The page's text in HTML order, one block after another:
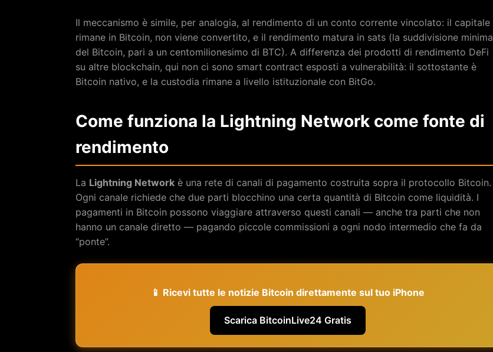
Il meccanismo è simile, per analogia, al rendimento di un conto corrente vincolato: il capitale
rimane in Bitcoin, non viene convertito, e il rendimento matura in sats (la suddivisione minima
del Bitcoin, pari a un centomilionesimo di BTC). A differenza dei prodotti di rendimento DeFi
su altre blockchain, qui non ci sono smart contract esposti a vulnerabilità: il sottostante è
Bitcoin nativo, e la custodia rimane a livello istituzionale con BitGo.
Come funziona la Lightning Network come fonte di
rendimento
La Lightning Network è una rete di canali di pagamento costruita sopra il protocollo Bitcoin.
Ogni canale richiede che due parti blocchino una certa quantità di Bitcoin come liquidità. I
pagamenti in Bitcoin possono viaggiare attraverso questi canali — anche tra parti che non
hanno un canale diretto — pagando piccole commissioni a ogni nodo intermedio che fa da
“ponte”.
📱 Ricevi tutte le notizie Bitcoin direttamente sul tuo iPhone
Scarica BitcoinLive24 Gratis